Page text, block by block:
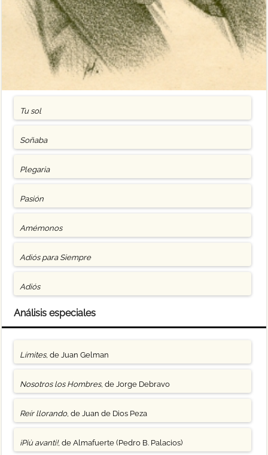
Tu sol
Soñaba
Plegaria
Pasión
Amémonos
Adiós para Siempre
Adiós
Análisis especiales
Límites, de Juan Gelman
Nosotros los Hombres, de Jorge Debravo
Reír llorando, de Juan de Dios Peza
¡Più avanti!, de Almafuerte (Pedro B. Palacios)